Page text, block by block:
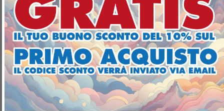
TOPICIDA
DETERGENZA BUCATO
← visualizza tutto su DETERGENZA
BUCATO
SAPONI
DETERSIVI LAVATRICE
BUCATO A MANO
AMMORBIDENTI
PODS-DISCS LAVATRICE
CURA DEI TESSUTI
← visualizza tutto su CURA DEI TESSUTI
ARTICOLI PER IL BUCATO